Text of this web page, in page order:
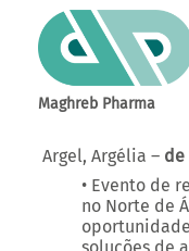
Maghreb Pharma
Argel, Argélia –de
• Evento de
soluções de
nossos
da indústria
várias